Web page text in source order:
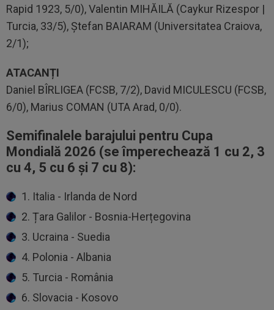
Rapid 1923, 5/0), Valentin MIHĂILĂ (Caykur Rizespor |
Turcia, 33/5), Ștefan BAIARAM (Universitatea Craiova,
2/1);
ATACANȚI
Daniel BÎRLIGEA (FCSB, 7/2), David MICULESCU (FCSB,
6/0), Marius COMAN (UTA Arad, 0/0).
Semifinalele barajului pentru Cupa
Mondială 2026 (se împerechează 1 cu 2, 3
cu 4, 5 cu 6 și 7 cu 8):
1. Italia - Irlanda de Nord
2. Țara Galilor - Bosnia-Herțegovina
3. Ucraina - Suedia
4. Polonia - Albania
5. Turcia - România
6. Slovacia - Kosovo